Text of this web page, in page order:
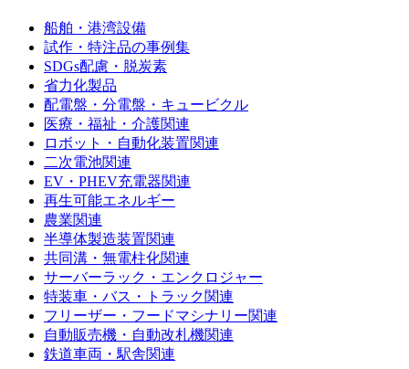
船舶・港湾設備
試作・特注品の事例集
SDGs配慮・脱炭素
省力化製品
配電盤・分電盤・キュービクル
医療・福祉・介護関連
ロボット・自動化装置関連
二次電池関連
EV・PHEV充電器関連
再生可能エネルギー
農業関連
半導体製造装置関連
共同溝・無電柱化関連
サーバーラック・エンクロジャー
特装車・バス・トラック関連
フリーザー・フードマシナリー関連
自動販売機・自動改札機関連
鉄道車両・駅舎関連